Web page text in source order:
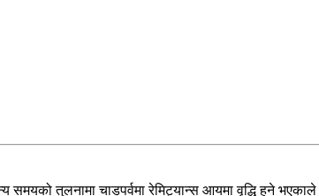
समयको तुलनामा चाडपर्वमा रेमिट्यान्स आयमा वृद्धि हुने